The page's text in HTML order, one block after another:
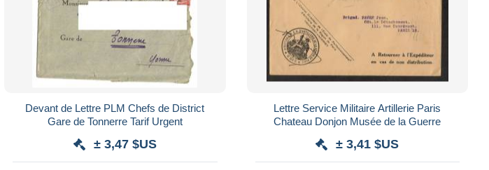
Devant de Lettre PLM Chefs de District
Gare de Tonnerre Tarif Urgent
± 3,47 $US
Lettre Service Militaire Artillerie Paris
Chateau Donjon Musée de la Guerre
± 3,41 $US